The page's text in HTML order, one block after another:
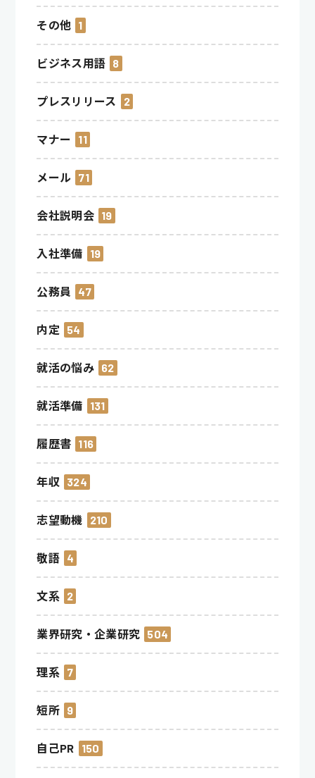
その他 1
ビジネス用語 8
プレスリリース 2
マナー 11
メール 71
会社説明会 19
入社準備 19
公務員 47
内定 54
就活の悩み 62
就活準備 131
履歴書 116
年収 324
志望動機 210
敬語 4
文系 2
業界研究・企業研究 504
理系 7
短所 9
自己PR 150